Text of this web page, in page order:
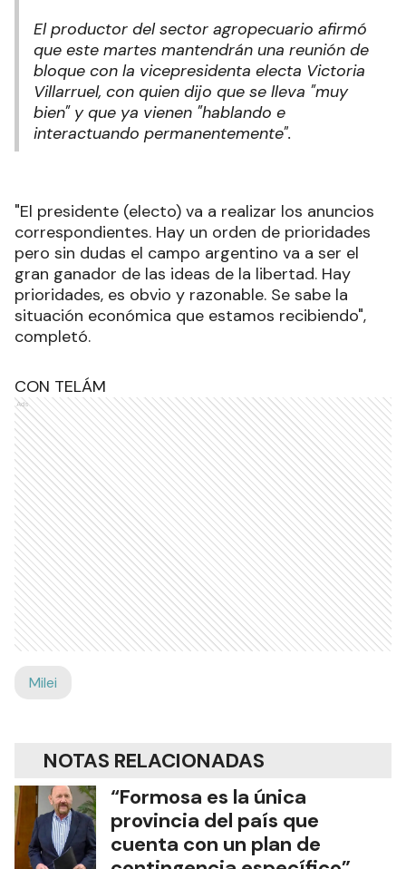
El productor del sector agropecuario afirmó
que este martes mantendrán una reunión de
bloque con la vicepresidenta electa Victoria
Villarruel, con quien dijo que se lleva "muy
bien" y que ya vienen "hablando e
interactuando permanentemente".
"El presidente (electo) va a realizar los anuncios
correspondientes. Hay un orden de prioridades
pero sin dudas el campo argentino va a ser el
gran ganador de las ideas de la libertad. Hay
prioridades, es obvio y razonable. Se sabe la
situación económica que estamos recibiendo",
completó.
CON TELÁM
Ads
Milei
NOTAS RELACIONADAS
“Formosa es la única
provincia del país que
cuenta con un plan de